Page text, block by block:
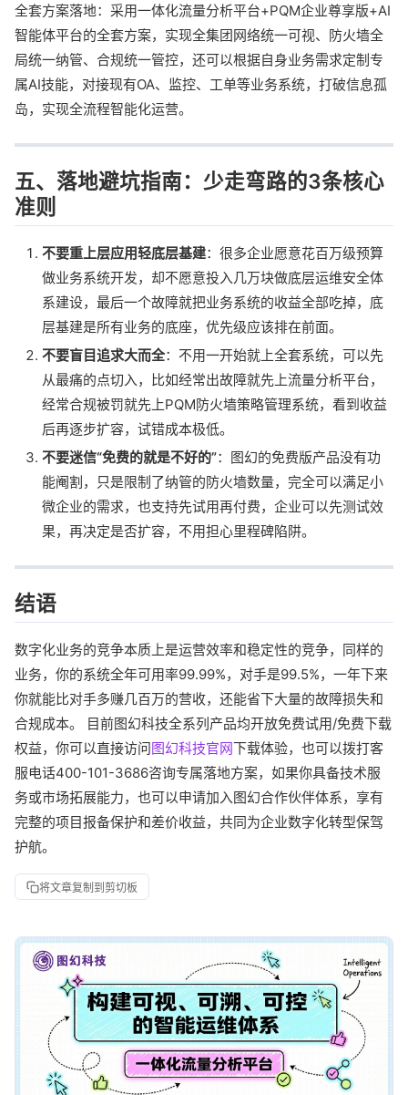
全套方案落地：采用一体化流量分析平台+PQM企业尊享版+AI
智能体平台的全套方案，实现全集团网络统一可视、防火墙全
局统一纳管、合规统一管控，还可以根据自身业务需求定制专
属AI技能，对接现有OA、监控、工单等业务系统，打破信息孤
岛，实现全流程智能化运营。
五、落地避坑指南：少走弯路的3条核心
准则
不要重上层应用轻底层基建：很多企业愿意花百万级预算
做业务系统开发，却不愿意投入几万块做底层运维安全体
系建设，最后一个故障就把业务系统的收益全部吃掉，底
层基建是所有业务的底座，优先级应该排在前面。
不要盲目追求大而全：不用一开始就上全套系统，可以先
从最痛的点切入，比如经常出故障就先上流量分析平台，
经常合规被罚就先上PQM防火墙策略管理系统，看到收益
后再逐步扩容，试错成本极低。
不要迷信“免费的就是不好的”：图幻的免费版产品没有功
能阉割，只是限制了纳管的防火墙数量，完全可以满足小
微企业的需求，也支持先试用再付费，企业可以先测试效
果，再决定是否扩容，不用担心里程碑陷阱。
结语
数字化业务的竞争本质上是运营效率和稳定性的竞争，同样的
业务，你的系统全年可用率99.99%，对手是99.5%，一年下来
你就能比对手多赚几百万的营收，还能省下大量的故障损失和
合规成本。 目前图幻科技全系列产品均开放免费试用/免费下载
权益，你可以直接访问 图幻科技官网下载体验，也可以拨打客
服电话400-101-3686咨询专属落地方案，如果你具备技术服
务或市场拓展能力，也可以申请加入图幻合作伙伴体系，享有
完整的项目报备保护和差价收益，共同为企业数字化转型保驾
护航。
将文章复制到剪切板